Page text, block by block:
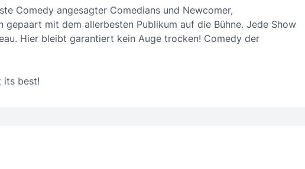
Comedy angesagter Comedians und Newcomer,
gepaart mit dem allerbesten Publikum auf die Bühne. Jede Show
Hier bleibt garantiert kein Auge trocken! Comedy der
its best!